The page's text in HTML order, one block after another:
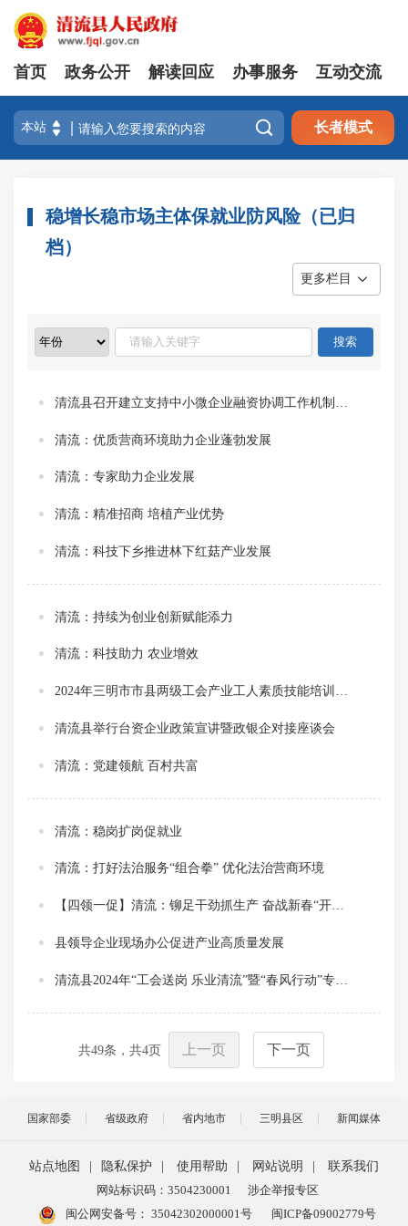
首页 政务公开 解读回应 办事服务 互动交流
 长者模式
稳增长稳市场主体保就业防风险（已归
档）
更多栏目
清流：优质营商环境助力企业蓬勃发展
清流：专家助力企业发展
清流：精准招商 培植产业优势
清流：科技下乡推进林下红菇产业发展
清流：持续为创业创新赋能添力
清流：科技助力 农业增效
2024年三明市市县两级工会产业工人素质技能培训班（清流专场）开班
清流县举行台资企业政策宣讲暨政银企对接座谈会
清流：党建领航 百村共富
清流：稳岗扩岗促就业
清流：打好法治服务“组合拳” 优化法治营商环境
【四领一促】清流：铆足干劲抓生产 奋战新春“开门红”
县领导企业现场办公促进产业高质量发展
共49条，共4页 上一页 下一页
国家部委 省级政府 省内地市 三明县区 新闻媒体
站点地图 | 隐私保护 | 使用帮助 | 网站说明 |
联系我们
网站标识码：3504230001
涉企举报专区
闽公网安备号： 35042302000001号 闽ICP备09002779号